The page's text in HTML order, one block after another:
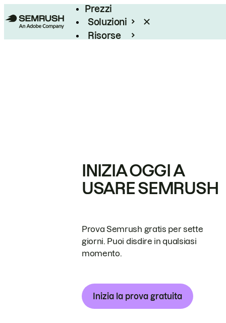
Prezzi
Soluzioni
Risorse
INIZIA OGGI A
USARE SEMRUSH
Prova Semrush gratis per sette
giorni. Puoi disdire in qualsiasi
momento.
Inizia la prova gratuita